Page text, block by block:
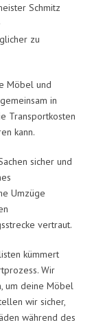
Schmitz
zu
Möbel und
in
Transportkosten
kann.
sicher und
Umzüge
vertraut.
kümmert
Wir
um deine Möbel
wir sicher,
während des